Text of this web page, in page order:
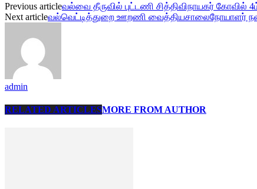
Previous articleவல்வை தீருவில் புட்டணி சித்திவிநாயகர் கோவில்
Next articleவல்வெட்டித்துறை ஊறணி வைத்தியசாலைநோயாளர்
admin
RELATED ARTICLESMORE FROM AUTHOR